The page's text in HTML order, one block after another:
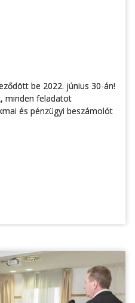
be 2022. június 30-án!
minden feladatot
és pénzügyi beszámolót